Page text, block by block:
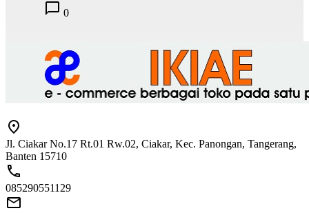
0
Jl. Ciakar No.17 Rt.01 Rw.02, Ciakar, Kec. Panongan, Tangerang,
Banten 15710
085290551129